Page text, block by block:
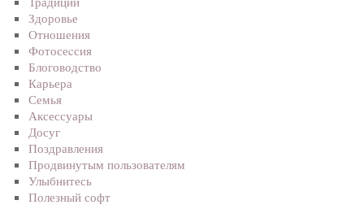
Здоровье
Отношения
Фотосеcсия
Блоговодство
Карьера
Семья
Аксессуары
Досуг
Поздравления
Продвинутым пользователям
Улыбнитесь
Полезный софт